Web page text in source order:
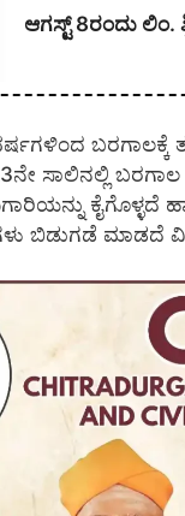
ಆಗಸ್ಟ್ 8ರಂದು ಲಿಂ.
ಸಾಲಿನಲ್ಲಿ
ಕೈಗೊಳ್ಳದೆ
ಬಿಡುಗಡೆ